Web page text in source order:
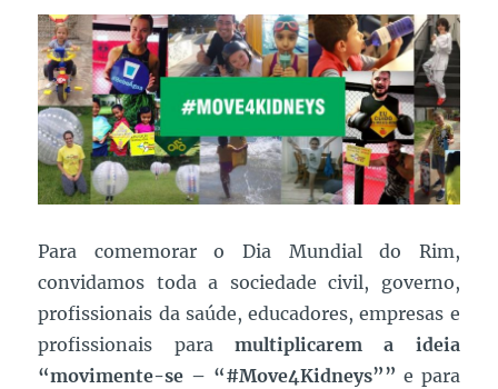
Para comemorar o Dia Mundial do Rim,
convidamos toda a sociedade civil, governo,
profissionais da saúde, educadores, empresas e
profissionais para multiplicarem a ideia
“movimente-se – “#Move4Kidneys”” e para